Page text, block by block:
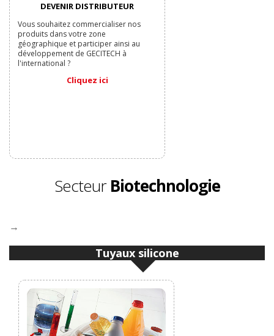
DEVENIR DISTRIBUTEUR
Vous souhaitez commercialiser nos
produits dans votre zone
géographique et participer ainsi au
développement de GECITECH à
l'international ?
Cliquez ici
SecteurBiotechnologie
→
Tuyaux silicone